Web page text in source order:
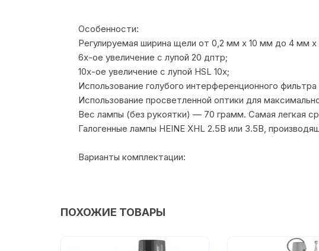
Особенности:
Регулируемая ширина щели от 0,2 мм х 10 мм до 4 мм х
6х-ое увеличение с лупой 20 дптр;
10х-ое увеличение с лупой HSL 10x;
Использование голубого интерференционного
Использование просветленной оптики для
Вес лампы (без рукоятки) — 70 грамм. Самая легкая
Галогенные лампы HEINE XHL 2.5В или 3.5В,
Варианты комплектации:
ПОХОЖИЕ ТОВАРЫ